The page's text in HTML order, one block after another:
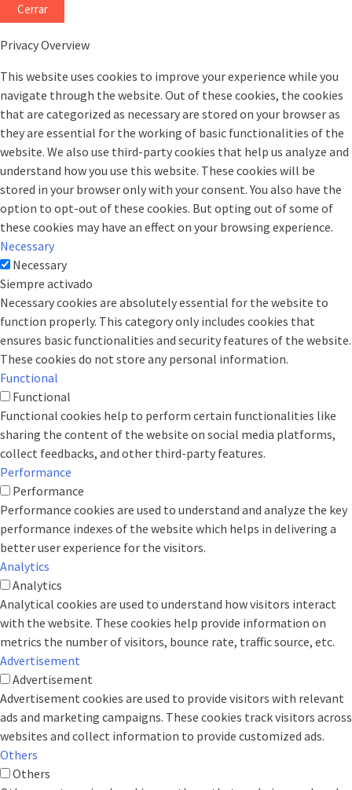
Cerrar
Privacy Overview
This website uses cookies to improve your experience while you
navigate through the website. Out of these cookies, the cookies
that are categorized as necessary are stored on your browser as
they are essential for the working of basic functionalities of the
website. We also use third-party cookies that help us analyze and
understand how you use this website. These cookies will be
stored in your browser only with your consent. You also have the
option to opt-out of these cookies. But opting out of some of
these cookies may have an effect on your browsing experience.
Necessary
Necessary
Siempre activado
Necessary cookies are absolutely essential for the website to
function properly. This category only includes cookies that
ensures basic functionalities and security features of the website.
These cookies do not store any personal information.
Functional
Functional
Functional cookies help to perform certain functionalities like
sharing the content of the website on social media platforms,
collect feedbacks, and other third-party features.
Performance
Performance
Performance cookies are used to understand and analyze the key
performance indexes of the website which helps in delivering a
better user experience for the visitors.
Analytics
Analytics
Analytical cookies are used to understand how visitors interact
with the website. These cookies help provide information on
metrics the number of visitors, bounce rate, traffic source, etc.
Advertisement
Advertisement
Advertisement cookies are used to provide visitors with relevant
ads and marketing campaigns. These cookies track visitors across
websites and collect information to provide customized ads.
Others
Others